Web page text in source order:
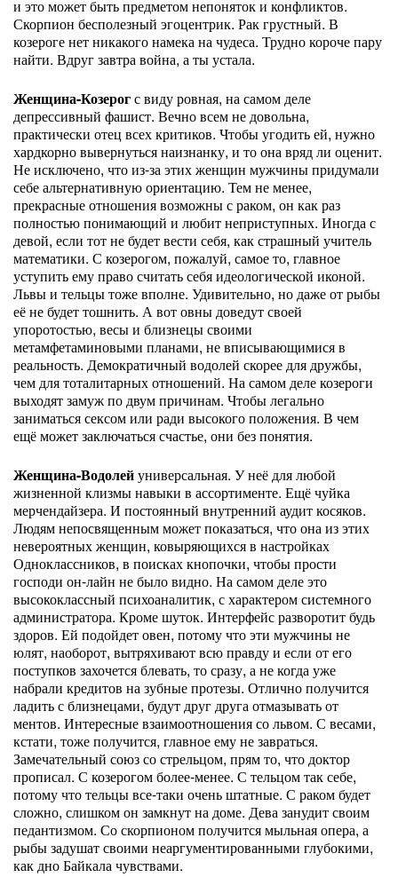
и это может быть предметом непоняток и конфликтов.
Скорпион бесполезный эгоцентрик. Рак грустный. В
козероге нет никакого намека на чудеса. Трудно короче пару
найти. Вдруг завтра война, а ты устала.
Женщина-Козерогс виду ровная, на самом деле
депрессивный фашист. Вечно всем не довольна,
практически отец всех критиков. Чтобы угодить ей, нужно
хардкорно вывернуться наизнанку, и то она вряд ли оценит.
Не исключено, что из-за этих женщин мужчины придумали
себе альтернативную ориентацию. Тем не менее,
прекрасные отношения возможны с раком, он как раз
полностью понимающий и любит неприступных. Иногда с
девой, если тот не будет вести себя, как страшный учитель
математики. С козерогом, пожалуй, самое то, главное
уступить ему право считать себя идеологической иконой.
Львы и тельцы тоже вполне. Удивительно, но даже от рыбы
её не будет тошнить. А вот овны доведут своей
упоротостью, весы и близнецы своими
метамфетаминовыми планами, не вписывающимися в
реальность. Демократичный водолей скорее для дружбы,
чем для тоталитарных отношений. На самом деле козероги
выходят замуж по двум причинам. Чтобы легально
заниматься сексом или ради высокого положения. В чем
ещё может заключаться счастье, они без понятия.
Женщина-Водолейуниверсальная. У неё для любой
жизненной клизмы навыки в ассортименте. Ещё чуйка
мерчендайзера. И постоянный внутренний аудит косяков.
Людям непосвященным может показаться, что она из этих
невероятных женщин, ковыряющихся в настройках
Одноклассников, в поисках кнопочки, чтобы прости
господи он-лайн не было видно. На самом деле это
высококлассный психоаналитик, с характером системного
администратора. Кроме шуток. Интерфейс разворотит будь
здоров. Ей подойдет овен, потому что эти мужчины не
юлят, наоборот, вытряхивают всю правду и если от его
поступков захочется блевать, то сразу, а не когда уже
набрали кредитов на зубные протезы. Отлично получится
ладить с близнецами, будут друг друга отмазывать от
ментов. Интересные взаимоотношения со львом. С весами,
кстати, тоже получится, главное ему не завраться.
Замечательный союз со стрельцом, прям то, что доктор
прописал. С козерогом более-менее. С тельцом так себе,
потому что тельцы все-таки очень штатные. С раком будет
сложно, слишком он замкнут на доме. Дева занудит своим
педантизмом. Со скорпионом получится мыльная опера, а
рыбы задушат своими неаргументированными глубокими,
как дно Байкала чувствами.